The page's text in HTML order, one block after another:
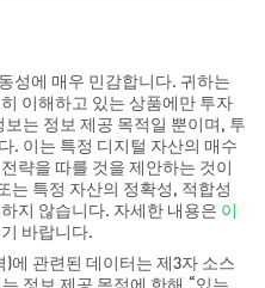
성에 매우 민감합니다. 귀하는
이해하고 있는 상품에만 투자
는 정보 제공 목적일 뿐이며, 투
. 이는 특정 디지털 자산의 매수
략을 따를 것을 제안하는 것이
는 특정 자산의 정확성, 적합성
지 않습니다. 자세한 내용은 이
바랍니다.
에 관련된 데이터는 제3자 소스
정보 제공 목적에 한해 “있는